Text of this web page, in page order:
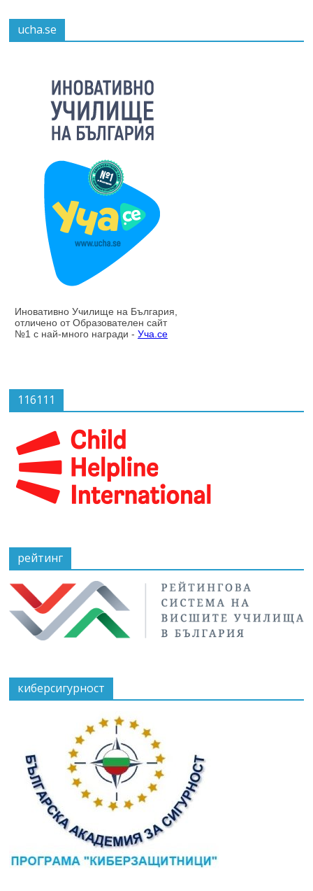
ucha.se
116111
рейтинг
киберсигурност